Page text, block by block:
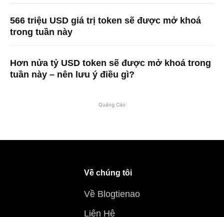
566 triệu USD giá trị token sẽ được mở khoá
trong tuần này
Hơn nửa tỷ USD token sẽ được mở khoá trong
tuần này – nên lưu ý điều gì?
Quảng Cáo
Về chúng tôi
Về Blogtienao
Liên Hệ